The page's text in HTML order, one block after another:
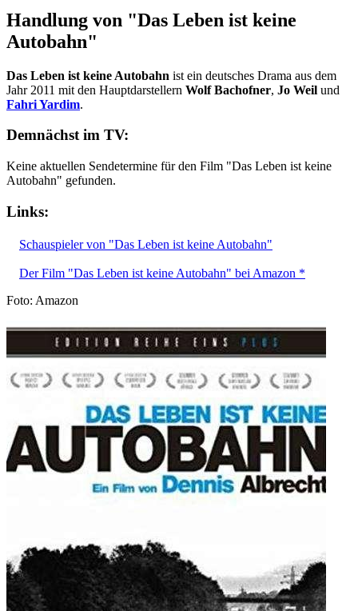
Handlung von "Das Leben ist keine
Autobahn"
Das Leben ist keine Autobahn ist ein deutsches Drama aus dem
Jahr 2011 mit den Hauptdarstellern Wolf Bachofner, Jo Weil und
Fahri Yardim.
Demnächst im TV:
Keine aktuellen Sendetermine für den Film "Das Leben ist keine
Autobahn" gefunden.
Links:
Schauspieler von "Das Leben ist keine Autobahn"
Der Film "Das Leben ist keine Autobahn" bei Amazon *
Foto: Amazon